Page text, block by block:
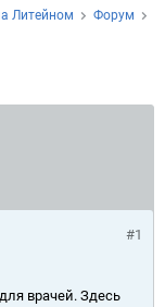
Литейном
Форум
#1
врачей. Здесь